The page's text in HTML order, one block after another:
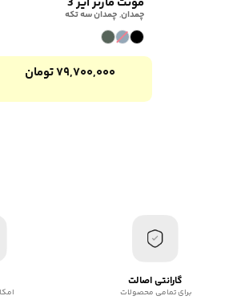
چمدان,چمدان سه تکه
۷۹,۷۰۰,۰۰۰تومان
گارانتی اصالت
برای تمامی محصولات